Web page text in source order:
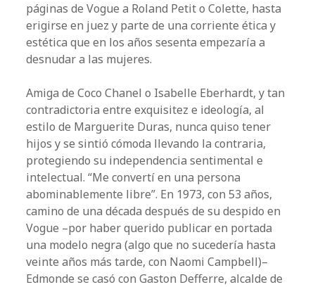
páginas de Vogue a Roland Petit o Colette, hasta
erigirse en juez y parte de una corriente ética y
estética que en los años sesenta empezaría a
desnudar a las mujeres.
Amiga de Coco Chanel o Isabelle Eberhardt, y tan
contradictoria entre exquisitez e ideología, al
estilo de Marguerite Duras, nunca quiso tener
hijos y se sintió cómoda llevando la contraria,
protegiendo su independencia sentimental e
intelectual. “Me convertí en una persona
abominablemente libre”. En 1973, con 53 años,
camino de una década después de su despido en
Vogue –por haber querido publicar en portada
una modelo negra (algo que no sucedería hasta
veinte años más tarde, con Naomi Campbell)–
Edmonde se casó con Gaston Defferre, alcalde de